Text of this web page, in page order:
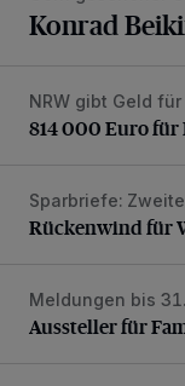
Konrad
814 000 Euro für
NRW gibt Geld
814 000 Euro
Rückenwind für
Sparbriefe:
Rückenwind für
Aussteller für
Meldungen bis
Aussteller für